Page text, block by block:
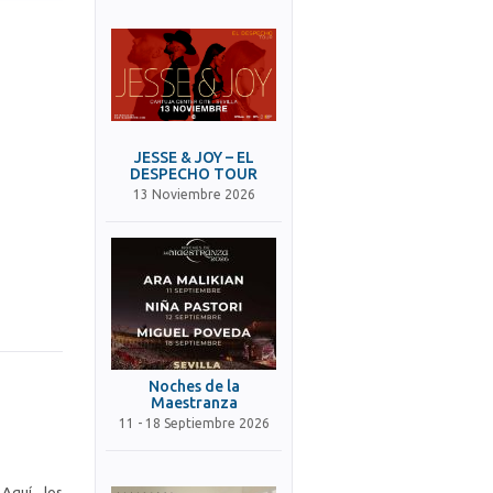
JESSE & JOY – EL
DESPECHO TOUR
13 Noviembre 2026
Noches de la
Maestranza
11 - 18 Septiembre 2026